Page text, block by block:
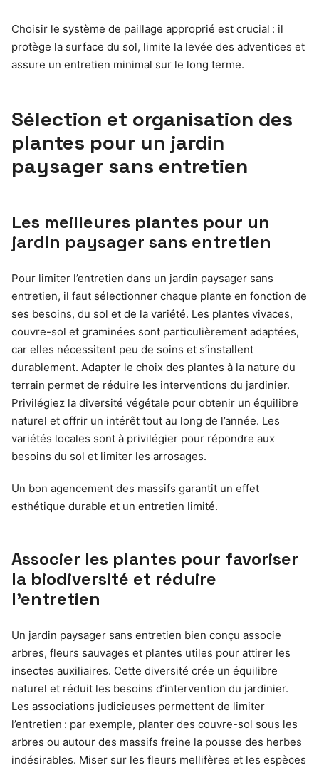
Choisir le système de paillage approprié est crucial : il
protège la surface du sol, limite la levée des adventices et
assure un entretien minimal sur le long terme.
Sélection et organisation des
plantes pour un jardin
paysager sans entretien
Les meilleures plantes pour un
jardin paysager sans entretien
Pour limiter l’entretien dans un jardin paysager sans
entretien, il faut sélectionner chaque plante en fonction de
ses besoins, du sol et de la variété. Les plantes vivaces,
couvre-sol et graminées sont particulièrement adaptées,
car elles nécessitent peu de soins et s’installent
durablement. Adapter le choix des plantes à la nature du
terrain permet de réduire les interventions du jardinier.
Privilégiez la diversité végétale pour obtenir un équilibre
naturel et offrir un intérêt tout au long de l’année. Les
variétés locales sont à privilégier pour répondre aux
besoins du sol et limiter les arrosages.
Un bon agencement des massifs garantit un effet
esthétique durable et un entretien limité.
Associer les plantes pour favoriser
la biodiversité et réduire
l’entretien
Un jardin paysager sans entretien bien conçu associe
arbres, fleurs sauvages et plantes utiles pour attirer les
insectes auxiliaires. Cette diversité crée un équilibre
naturel et réduit les besoins d’intervention du jardinier.
Les associations judicieuses permettent de limiter
l’entretien : par exemple, planter des couvre-sol sous les
arbres ou autour des massifs freine la pousse des herbes
indésirables. Miser sur les fleurs mellifères et les espèces